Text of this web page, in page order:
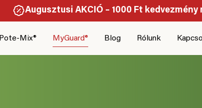
Augusztusi AKCIÓ – 1000 Ft
Pote-Mix® MyGuard® Blog Rólunk